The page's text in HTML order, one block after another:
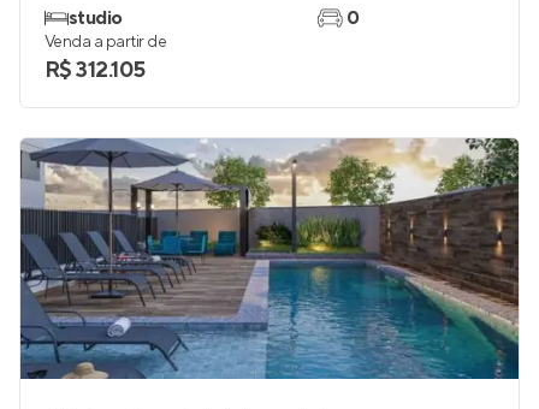
studio
0
Venda a partir de
R$ 312.105